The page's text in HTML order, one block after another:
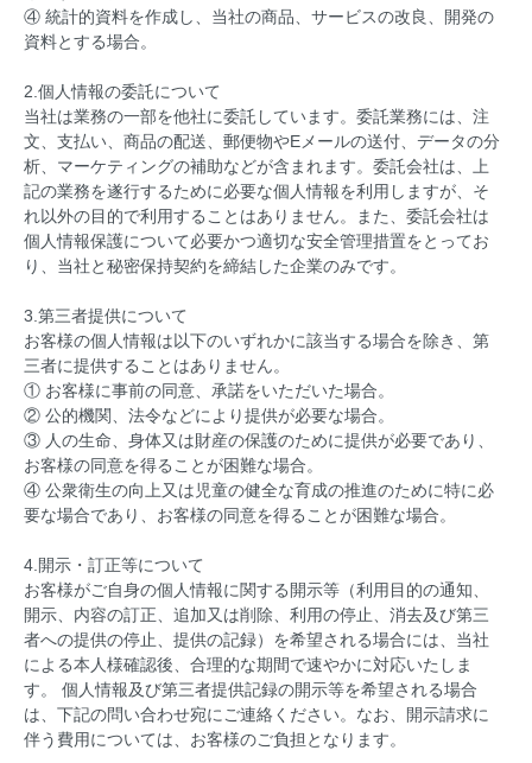
④ 統計的資料を作成し、当社の商品、サービスの改良、開発の
資料とする場合。
2.個人情報の委託について
当社は業務の一部を他社に委託しています。委託業務には、注
文、支払い、商品の配送、郵便物やEメールの送付、データの分
析、マーケティングの補助などが含まれます。委託会社は、上
記の業務を遂行するために必要な個人情報を利用しますが、そ
れ以外の目的で利用することはありません。また、委託会社は
個人情報保護について必要かつ適切な安全管理措置をとってお
り、当社と秘密保持契約を締結した企業のみです。
3.第三者提供について
お客様の個人情報は以下のいずれかに該当する場合を除き、第
三者に提供することはありません。
① お客様に事前の同意、承諾をいただいた場合。
② 公的機関、法令などにより提供が必要な場合。
③ 人の生命、身体又は財産の保護のために提供が必要であり、
お客様の同意を得ることが困難な場合。
④ 公衆衛生の向上又は児童の健全な育成の推進のために特に必
要な場合であり、お客様の同意を得ることが困難な場合。
4.開示・訂正等について
お客様がご自身の個人情報に関する開示等（利用目的の通知、
開示、内容の訂正、追加又は削除、利用の停止、消去及び第三
者への提供の停止、提供の記録）を希望される場合には、当社
による本人様確認後、合理的な期間で速やかに対応いたしま
す。 個人情報及び第三者提供記録の開示等を希望される場合
は、下記の問い合わせ宛にご連絡ください。なお、開示請求に
伴う費用については、お客様のご負担となります。